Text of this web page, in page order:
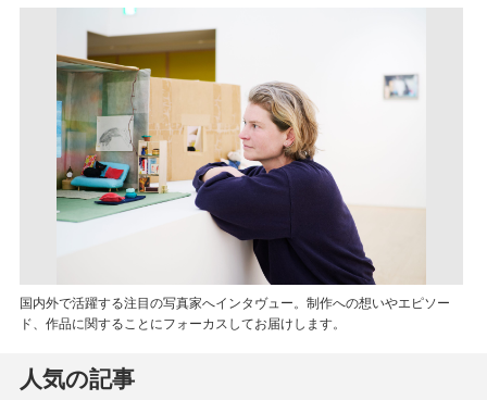
国内外で活躍する注目の写真家へインタヴュー。制作への想いやエピソー
ド、作品に関することにフォーカスしてお届けします。
人気の記事